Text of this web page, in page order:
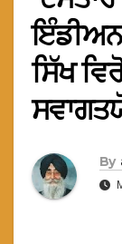
ਇੰਡੀਅਨ
ਸਿੱਖ
By